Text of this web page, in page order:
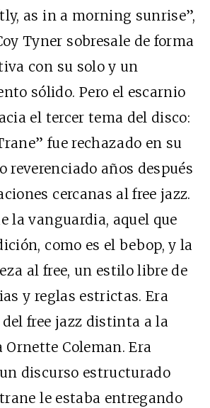
as in a morning sunrise”,
Tyner sobresale de forma
con su solo y un
sólido. Pero el escarnio
el tercer tema del disco:
fue rechazado en su
reverenciado años después
cercanas al free jazz.
la vanguardia, aquel que
como es el bebop, y la
al free, un estilo libre de
y reglas estrictas. Era
free jazz distinta a la
Ornette Coleman. Era
discurso estructurado
le estaba entregando